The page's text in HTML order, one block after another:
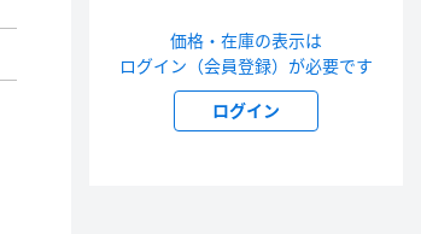
価格・在庫の表示は
ログイン（会員登録）が必要です
ログイン
よりお問い合わせください